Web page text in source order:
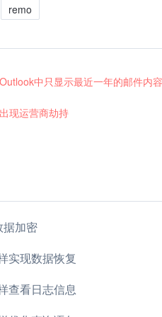
remo
中只显示最近一年的邮件内
现运营商劫持
据加密
实现数据恢复
查看日志信息